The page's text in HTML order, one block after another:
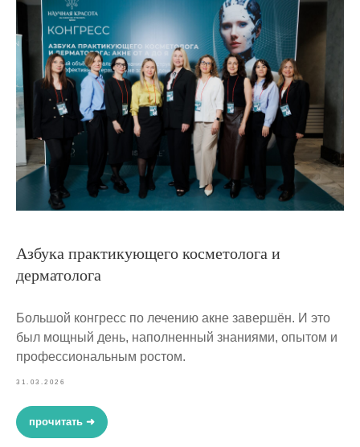
Азбука практикующего косметолога и
дерматолога
Большой конгресс по лечению акне завершён. И это
был мощный день, наполненный знаниями, опытом и
профессиональным ростом.
31.03.2026
прочитать ➜